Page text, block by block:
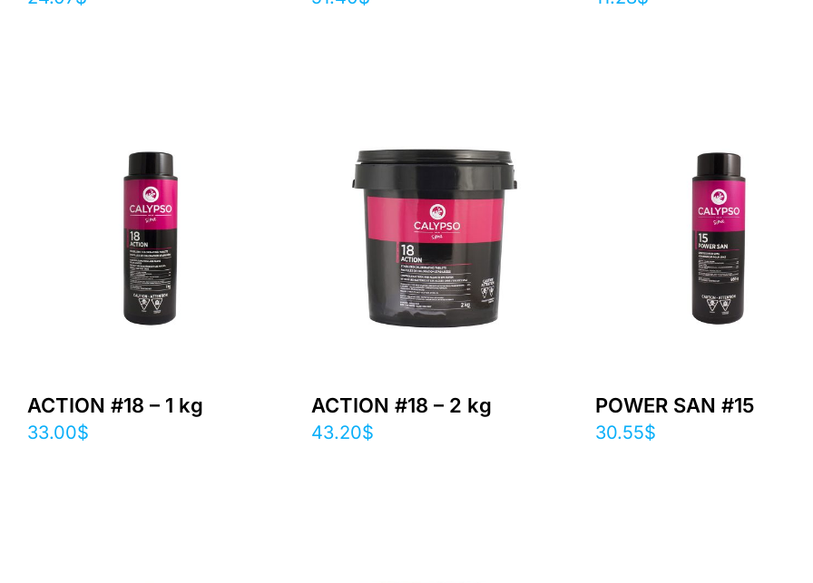
ACTION #18 – 1 kg
33.00$
ACTION #18 – 2 kg
43.20$
POWER SAN #15
30.55$